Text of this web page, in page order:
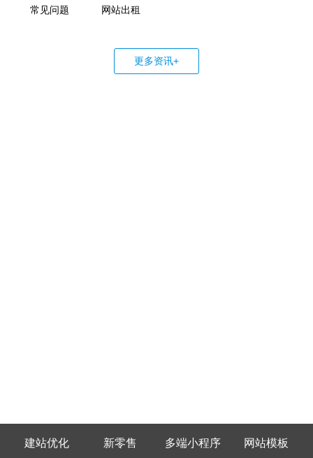
常见问题
网站出租
更多资讯+
建站优化 新零售 多端小程序 网站模板